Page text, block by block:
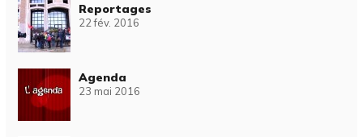
Reportages
22 fév. 2016
Agenda
23 mai 2016